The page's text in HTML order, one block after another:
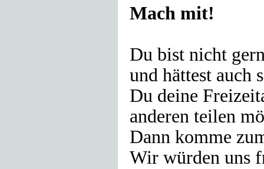
Mach mit!
Du bist nicht
und hättest auch
Du deine
anderen teilen
Dann komme
Wir würden uns